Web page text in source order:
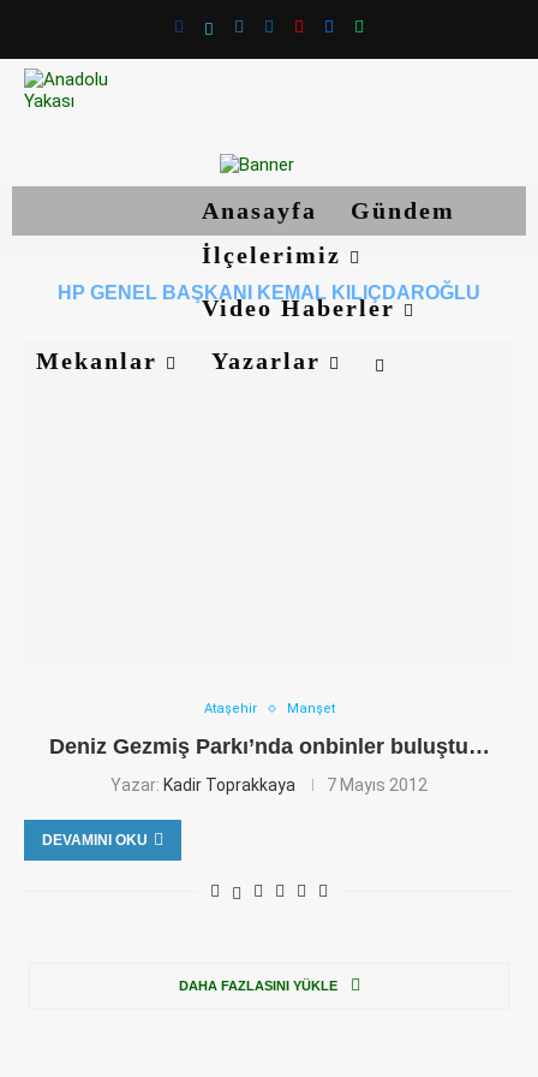
Anasayfa
Gündem
İlçelerimiz
Video Haberler
Mekanlar
Yazarlar
HP GENEL BAŞKANI KEMAL KILIÇDAROĞLU
Ataşehir Manşet
Deniz Gezmiş Parkı’nda onbinler buluştu…
Yazar: Kadir Toprakkaya 7 Mayıs 2012
DEVAMINI OKU
DAHA FAZLASINI YÜKLE